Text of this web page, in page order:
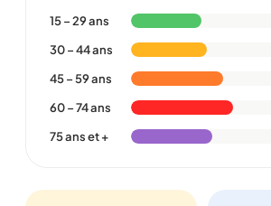
15 – 29 ans
30 – 44 ans
45 – 59 ans
60 – 74 ans
75 ans et +